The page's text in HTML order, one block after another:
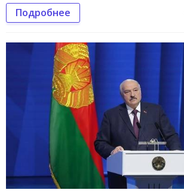
Подробнее